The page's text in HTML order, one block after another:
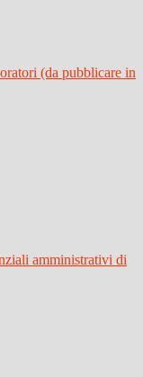
(da pubblicare in
amministrativi di